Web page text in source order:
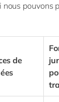
pouvons
de